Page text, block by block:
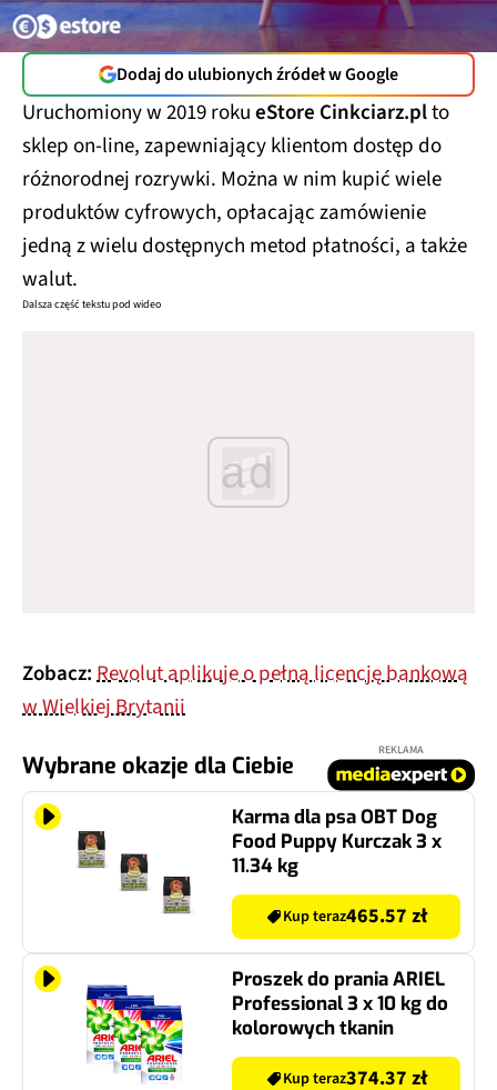
Dodaj do ulubionych źródeł w Google
Uruchomiony w 2019 rokueStore Cinkciarz.plto
sklep on-line, zapewniający klientom dostęp do
różnorodnej rozrywki. Można w nim kupić wiele
produktów cyfrowych, opłacając zamówienie
jedną z wielu dostępnych metod płatności, a także
walut.
Dalsza część tekstu pod wideo
ad
Zobacz: Revolut aplikuje o pełną licencję bankową
w Wielkiej Brytanii
Wybrane okazje dla Ciebie
REKLAMA
Karma dla psa OBT Dog
Food Puppy Kurczak 3 x
11.34 kg
Kup teraz465.57 zł
Proszek do prania ARIEL
Professional 3 x 10 kg do
kolorowych tkanin
Kup teraz374.37 zł